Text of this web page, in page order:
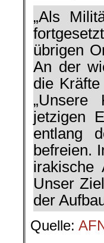
„Als
übrigen
An der
die
„Unsere
jetzigen
entlang
befreien.
irakische
Unser
der
Quelle: